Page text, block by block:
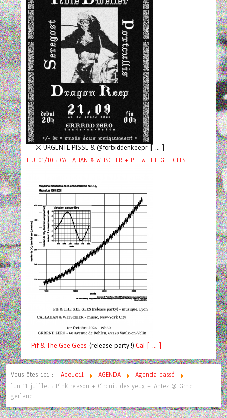
⚔️ URGENTE PISSE & @forbiddenkeepr [ ... ]
JEU 01/10 : CALLAHAN & WITSCHER + PIF & THE GEE GEES
Pif& The Gee Gees (release party !) Cal [ ... ]
Vous êtes ici : Accueil AGENDA
Agenda passé
lun 11 juillet : Pink reason + Circuit des yeux + Antez @ Grnd
gerland